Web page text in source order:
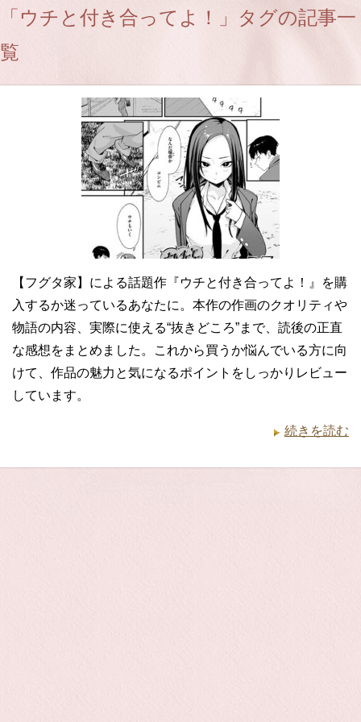
「ウチと付き合ってよ！」タグの記事一
覧
【フグタ家】による話題作『ウチと付き合ってよ！』を購
入するか迷っているあなたに。本作の作画のクオリティや
物語の内容、実際に使える“抜きどころ”まで、読後の正直
な感想をまとめました。これから買うか悩んでいる方に向
けて、作品の魅力と気になるポイントをしっかりレビュー
しています。
続きを読む